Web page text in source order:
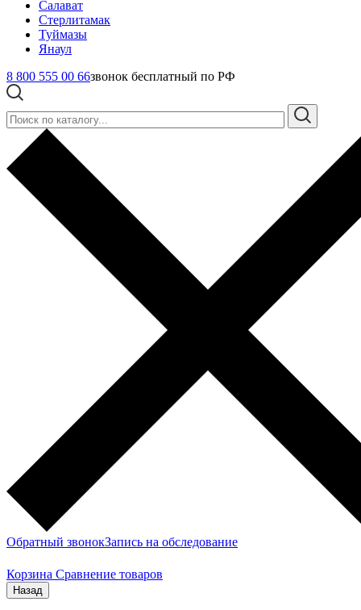
Салават
Стерлитамак
Туймазы
Янаул
8 800 555 00 66звонок бесплатный по РФ
Обратный звонокЗапись на обследование
Корзина Сравнение товаров
Назад